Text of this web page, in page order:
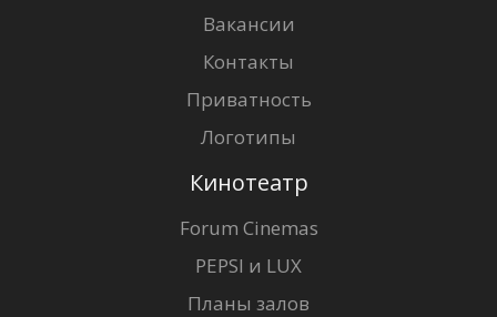
Вакансии
Контакты
Приватность
Логотипы
Кинотеатр
Forum Cinemas
PEPSI и LUX
Планы залов